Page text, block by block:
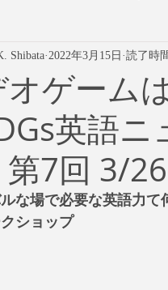
市政策 国際機関
ー 政治 ビジネス
会科 ライティング
オゲーム
英語
第7回 3/
Shibata 2022年3月15日 読了時
な場で必要な英語力て
ショップ